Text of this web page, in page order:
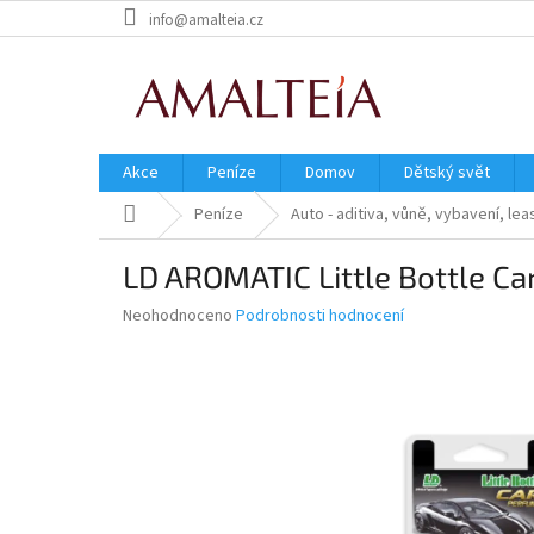
na
info@amalteia.cz
Akce Peníze Domov Dětský svět
Domů Peníze Auto - aditiva, vůně, vybavení,
LD AROMATIC Little Bottle
Průměrné
Neohodnoceno Podrobnosti hodnocení